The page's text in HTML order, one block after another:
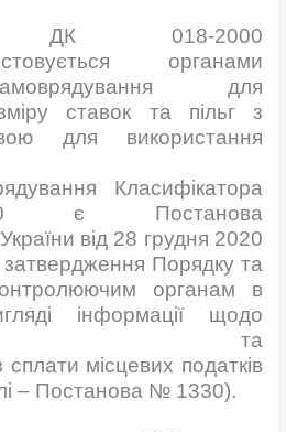
ДК 018-2000
органами
для
ставок та пільг з
для використання
Класифікатора
є Постанова
від 28 грудня 2020
Порядку та
органам в
інформації щодо
та
сплати місцевих податків
– Постанова № 1330).